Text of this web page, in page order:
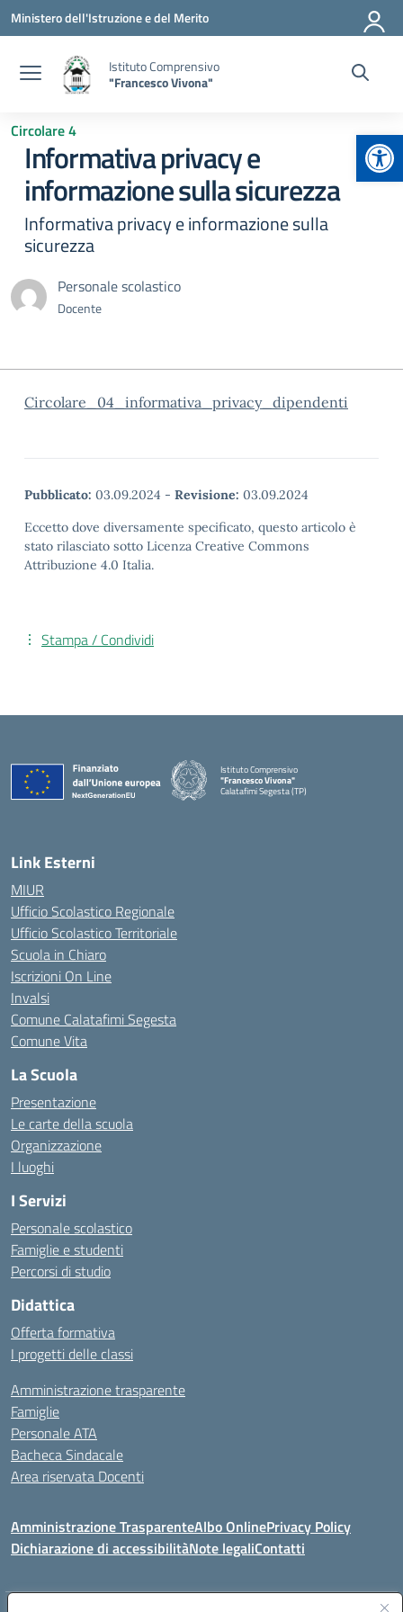
Vai ai contenuti
Vai al menu di navigazione
Vai al footer
Ministero dell'Istruzione e del Merito
Istituto Comprensivo
"Francesco Vivona"
Circolare 4
Informativa privacy e
informazione sulla sicurezza
Informativa privacy e informazione sulla
sicurezza
Personale scolastico
Docente
Circolare_04_informativa_privacy_dipendenti
Pubblicato: 03.09.2024 - Revisione: 03.09.2024
Eccetto dove diversamente specificato, questo articolo è
stato rilasciato sotto Licenza Creative Commons
Attribuzione 4.0 Italia.
Stampa / Condividi
Istituto Comprensivo
"Francesco Vivona"
Calatafimi Segesta (TP)
— Visita la pagina iniziale della scuola
Link Esterni
MIUR
Ufficio Scolastico Regionale
Ufficio Scolastico Territoriale
Scuola in Chiaro
Iscrizioni On Line
Invalsi
Comune Calatafimi Segesta
Comune Vita
La Scuola
Presentazione
Le carte della scuola
Organizzazione
I luoghi
I Servizi
Personale scolastico
Famiglie e studenti
Percorsi di studio
Didattica
Offerta formativa
I progetti delle classi
Amministrazione trasparente
Famiglie
Personale ATA
Bacheca Sindacale
Area riservata Docenti
Amministrazione TrasparenteAlbo OnlinePrivacy Policy
Dichiarazione di accessibilitàNote legaliContatti